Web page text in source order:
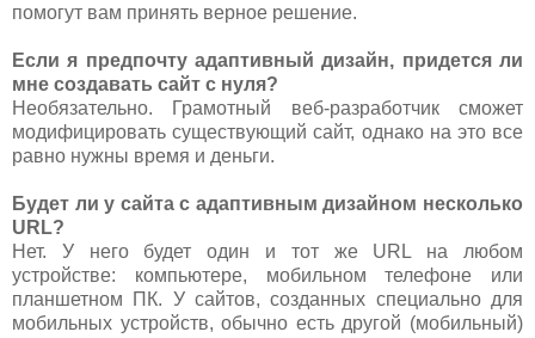
помогут вам принять верное решение.
Если я предпочту адаптивный дизайн, придется ли
мне создавать сайт с нуля?
Необязательно. Грамотный веб-разработчик сможет
модифицировать существующий сайт, однако на это все
равно нужны время и деньги.
Будет ли у сайта с адаптивным дизайном несколько
URL?
Нет. У него будет один и тот же URL на любом
устройстве: компьютере, мобильном телефоне или
планшетном ПК. У сайтов, созданных специально для
мобильных устройств, обычно есть другой (мобильный)